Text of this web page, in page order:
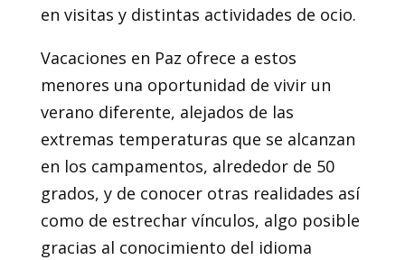
en visitas y distintas actividades de ocio.
Vacaciones en Paz ofrece a estos
menores una oportunidad de vivir un
verano diferente, alejados de las
extremas temperaturas que se alcanzan
en los campamentos, alrededor de 50
grados, y de conocer otras realidades así
como de estrechar vínculos, algo posible
gracias al conocimiento del idioma